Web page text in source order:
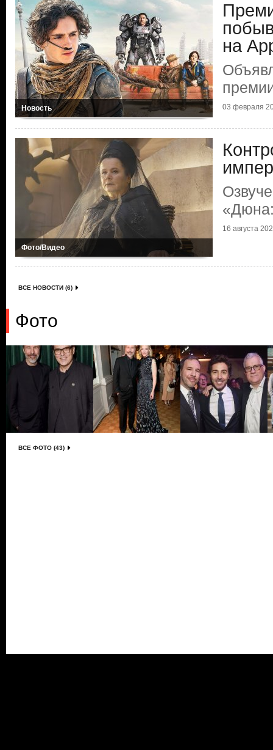
Новость
на
03 февраля
Фото/Видео
16 августа
ВСЕ НОВОСТИ (6)
Фото
ВСЕ ФОТО (43)